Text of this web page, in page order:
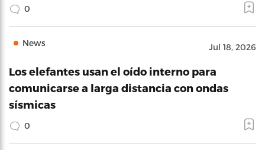
0
News Jul 18, 2026
Los elefantes usan el oído interno para
comunicarse a larga distancia con ondas
sísmicas
0